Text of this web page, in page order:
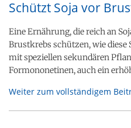
Schützt Soja vor
Eine Ernährung, die reich an
Brustkrebs schützen, wie diese
mit speziellen sekundären
Formononetinen, auch ein
Weiter zum vollständigem